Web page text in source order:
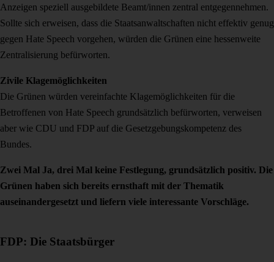
Anzeigen speziell ausgebildete Beamt/innen zentral entgegennehmen.
Sollte sich erweisen, dass die Staatsanwaltschaften nicht effektiv genug
gegen Hate Speech vorgehen, würden die Grünen eine hessenweite
Zentralisierung befürworten.
Zivile Klagemöglichkeiten
Die Grünen würden vereinfachte Klagemöglichkeiten für die
Betroffenen von Hate Speech grundsätzlich befürworten, verweisen
aber wie CDU und FDP auf die Gesetzgebungskompetenz des
Bundes.
Zwei Mal Ja, drei Mal keine Festlegung, grundsätzlich positiv. Die
Grünen haben sich bereits ernsthaft mit der Thematik
auseinandergesetzt und liefern viele interessante Vorschläge.
FDP: Die Staatsbürger